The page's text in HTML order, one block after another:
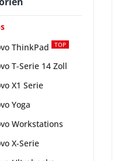
ThinkPad
TOP
T-Serie 14 Zoll
X1 Serie
Yoga
Workstations
X-Serie